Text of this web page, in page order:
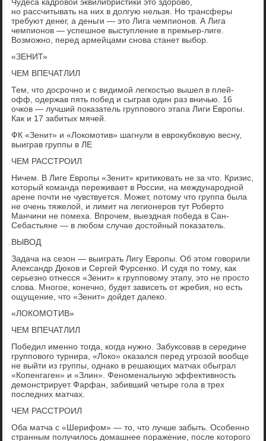
Чудеса кадровой эквилибристики это здорово,
но рассчитывать на них в долгую нельзя. Но трансферы
требуют денег, а деньги — это Лига чемпионов. А Лига
чемпионов — успешное выступление в премьер-лиге.
Возможно, перед армейцами снова станет выбор.
«ЗЕНИТ»
ЧЕМ ВПЕЧАТЛИЛ
Тем, что досрочно и с видимой легкостью вышел в плей-
офф, одержав пять побед и сыграв один раз вничью. 16
очков — лучший показатель группового этапа Лиги Европы.
Как и 17 забитых мячей.
ФК «Зенит» и «Локомотив» шагнули в еврокубковую весну,
выиграв группы в ЛЕ
ЧЕМ РАССТРОИЛ
Ничем. В Лиге Европы «Зенит» критиковать не за что. Кризис,
который команда переживает в России, на международной
арене почти не чувствуется. Может, потому что группа была
не очень тяжелой, и лимит на легионеров тут Роберто
Манчини не помеха. Впрочем, выездная победа в Сан-
Себастьяне — в любом случае достойный показатель.
ВЫВОД
Задача на сезон — выиграть Лигу Европы. Об этом говорили
Александр Дюков и Сергей Фурсенко. И судя по тому, как
серьезно отнесся «Зенит» к групповому этапу, это не просто
слова. Многое, конечно, будет зависеть от жребия, но есть
ощущение, что «Зенит» дойдет далеко.
«ЛОКОМОТИВ»
ЧЕМ ВПЕЧАТЛИЛ
Победил именно тогда, когда нужно. Забуксовав в середине
группового турнира, «Локо» оказался перед угрозой вообще
не выйти из группы, однако в решающих матчах обыграл
«Копенгаген» и «Злин». Феноменальную эффективность
демонстрирует Фарфан, забивший четыре гола в трех
последних матчах.
ЧЕМ РАССТРОИЛ
Оба матча с «Шерифом» — то, что лучше забыть. Особенно
странным получилось домашнее поражение, после которого